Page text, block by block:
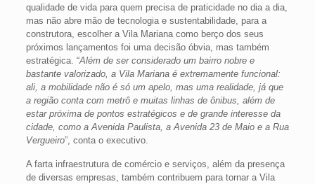
qualidade de vida para quem precisa de praticidade no dia a dia,
mas não abre mão de tecnologia e sustentabilidade, para a
construtora, escolher a Vila Mariana como berço dos seus
próximos lançamentos foi uma decisão óbvia, mas também
estratégica. “Além de ser considerado um bairro nobre e
bastante valorizado, a Vila Mariana é extremamente funcional:
ali, a mobilidade não é só um apelo, mas uma realidade, já que
a região conta com metrô e muitas linhas de ônibus, além de
estar próxima de pontos estratégicos e de grande interesse da
cidade, como a Avenida Paulista, a Avenida 23 de Maio e a Rua
Vergueiro”, conta o executivo.
A farta infraestrutura de comércio e serviços, além da presença
de diversas empresas, também contribuem para tornar a Vila